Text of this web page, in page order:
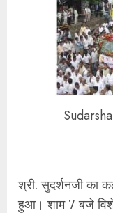
श्री. सुदर्शनजी का
हुआ। शाम 7 बजे विशेष